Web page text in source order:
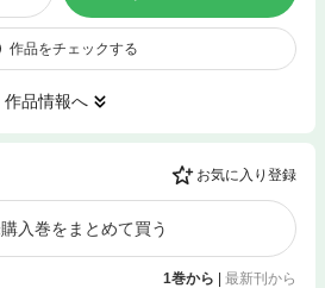
作品をチェックする
作品情報へ
お気に入り登録
入巻をまとめて買う
1巻から | 最新刊から